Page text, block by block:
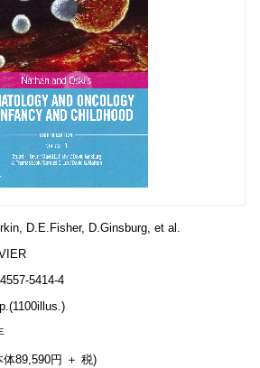
D.E.Fisher, D.Ginsburg, et al.
5414-4
体89,590円 ＋ 税)